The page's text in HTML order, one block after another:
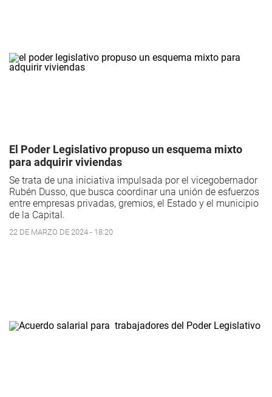
El Poder Legislativo propuso un esquema mixto
para adquirir viviendas
Se trata de una iniciativa impulsada por el vicegobernador
Rubén Dusso, que busca coordinar una unión de esfuerzos
entre empresas privadas, gremios, el Estado y el municipio
de la Capital.
22 DE MARZO DE 2024 - 18:20